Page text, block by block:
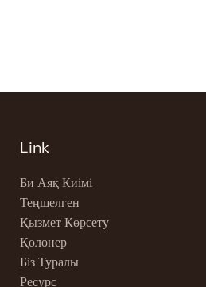
Link
Би Аяқ Киімі
Теңшелген
Қызмет Көрсету
Қолөнер
Біз Туралы
Ресурс